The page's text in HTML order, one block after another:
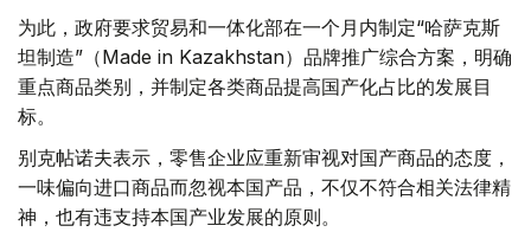
为此，政府要求贸易和一体化部在一个月内制定“哈萨克斯
坦制造”（Made in Kazakhstan）品牌推广综合方案，明确
重点商品类别，并制定各类商品提高国产化占比的发展目
标。
别克帖诺夫表示，零售企业应重新审视对国产商品的态度，
一味偏向进口商品而忽视本国产品，不仅不符合相关法律精
神，也有违支持本国产业发展的原则。